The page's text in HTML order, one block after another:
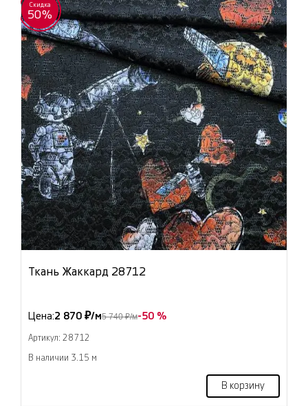
Скидка
50%
Ткань Жаккард 28712
Цена:2 870 ₽/м5 740 ₽/м-50 %
Артикул: 28712
В наличии 3.15 м
В корзину